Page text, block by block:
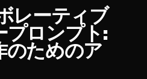
レーティブ
プロンプト:
のためのア